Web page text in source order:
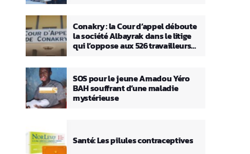
Conakry : la Cour d’appel déboute
la société Albayrak dans le litige
qui l’oppose aux 526 travailleurs
SOS pour le jeune Amadou Yéro
BAH souffrant d’une maladie
mystérieuse
Santé: Les pilules contraceptives